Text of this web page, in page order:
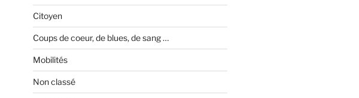
Citoyen
Coups de coeur, de blues, de sang …
Mobilités
Non classé